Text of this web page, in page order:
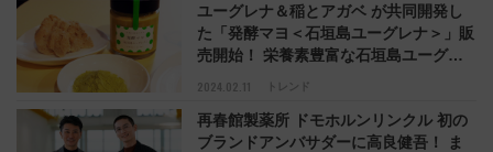
2024.02.11 トレンド
ユーグレナ＆稲とアガベ が共同開発し
た「発酵マヨ＜石垣島ユーグレナ＞」販
売開始！ 栄養素豊富な石垣島ユーグレ
マヨ系の誕生
再春館製薬所 ドモホルンリンクル 初の
ブランドアンバサダーに高良健吾！ ま